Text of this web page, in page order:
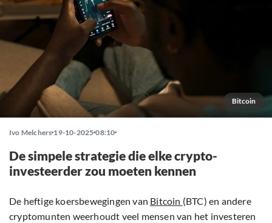
Bitcoin
Ivo Melchers 19-10-2025 08:10
De simpele strategie die elke crypto-
investeerder zou moeten kennen
De heftige koersbewegingen van Bitcoin (BTC) en andere
cryptomunten weerhoudt veel mensen van het investeren